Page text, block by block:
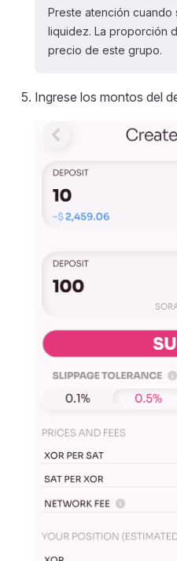
Preste atención
liquidez. La proporción
precio de este grupo.
Ingrese los montos del